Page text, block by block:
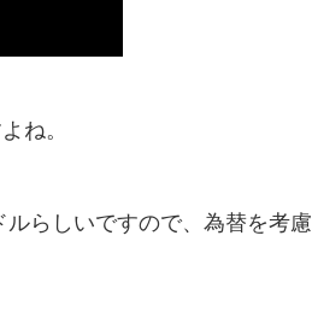
ね。
らしいですので、為替を考慮